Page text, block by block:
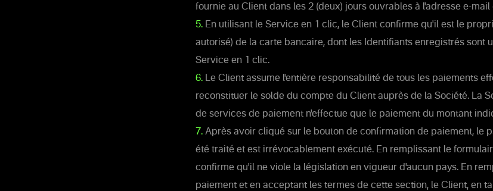
fournie au Client dans les 2 (deux) jours ouvrables à l'adresse e-mail
5. En utilisant le Service en 1 clic, le Client confirme qu'il est le
autorisé) de la carte bancaire, dont les Identifiants enregistrés sont
Service en 1 clic.
6. Le Client assume l'entière responsabilité de tous les paiements
reconstituer le solde du compte du Client auprès de la Société. La
de services de paiement n'effectue que le paiement du montant
7. Après avoir cliqué sur le bouton de confirmation de paiement, le
été traité et est irrévocablement exécuté. En remplissant le
confirme qu'il ne viole la législation en vigueur d'aucun pays. En
paiement et en acceptant les termes de cette section, le Client, en